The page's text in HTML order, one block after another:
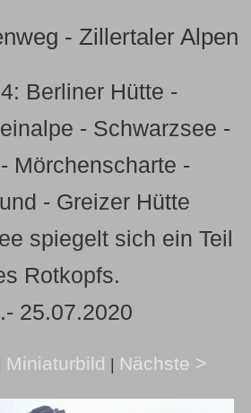
- Zillertaler Alpen
Berliner Hütte -
- Schwarzsee -
Mörchenscharte -
- Greizer Hütte
spiegelt sich ein Teil
Rotkopfs.
25.07.2020
Miniaturbild | Nächste >